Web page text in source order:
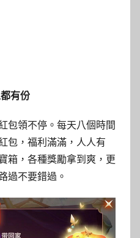
有份
包領不停。每天八個時間
包，福利滿滿，人人有
箱，各種獎勵拿到爽，更
過不要錯過。